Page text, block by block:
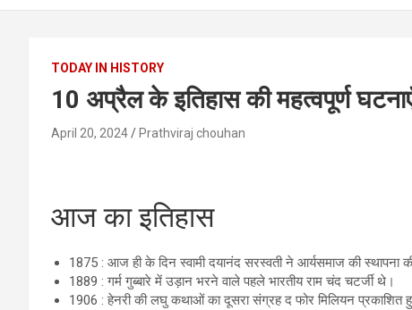
TODAY IN HISTORY
10 अप्रैल के इतिहास की महत्वपूर्ण
April 20, 2024 Prathviraj chouhan
आज का इतिहास
1875 : आज ही के दिन स्वामी दयानंद सरस्वती ने आर्यसमाज की स्थापना
1889 : गर्म गुब्बारे में उड़ान भरने वाले पहले भारतीय राम चंद चटर्जी थे।
1906 : हेनरी की लघु कथाओं का दूसरा संग्रह द फोर मिलियन प्रकाशित